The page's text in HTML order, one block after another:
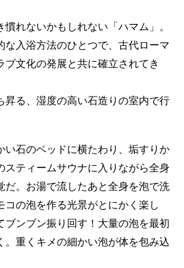
れないかもしれない「ハマム」。
入浴方法のひとつで、古代ローマ
文化の発展と共に確立されてき
昇る、湿度の高い石造りの室内で行
い石のベッドに横たわり、垢すりか
スティームサウナに入りながら全身
だ。お湯で流したあと全身を泡で洗
コの泡を作る光景がとにかく楽し
ブンブン振り回す！大量の泡を最初
。重くキメの細かい泡が体を包み込